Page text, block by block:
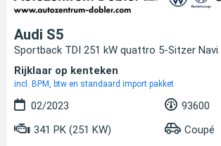
Audi S5
Sportback TDI 251 kW quattro 5-Sitzer Navi
Rijklaar op kenteken
incl. BPM, btw en standaard import pakket
02/2023
93600
341 PK (251 KW)
Coupé